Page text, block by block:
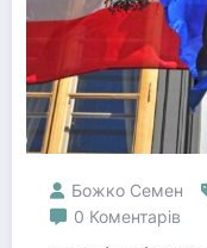
Божко Семен
0 Коментарів